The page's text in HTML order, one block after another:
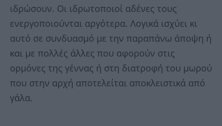
ιδρώσουν. Οι ιδρωτοποιοί αδένες τους
ενεργοποιούνται αργότερα. Λογικά ισχύει κι
αυτό σε συνδυασμό με την παραπάνω άποψη ή
και με πολλές άλλες που αφορούν στις
ορμόνες της γέννας ή στη διατροφή του μωρού
που στην αρχή αποτελείται αποκλειστικά από
γάλα.